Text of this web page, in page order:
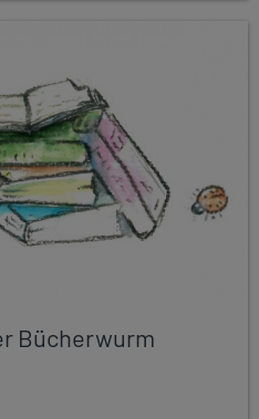
Bücherwurm